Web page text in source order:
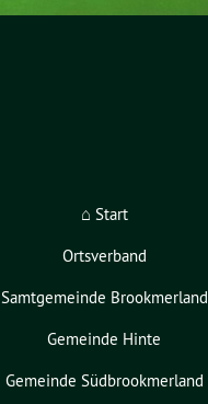
⌂ Start
Ortsverband
Samtgemeinde Brookmerland
Gemeinde Hinte
Gemeinde Südbrookmerland